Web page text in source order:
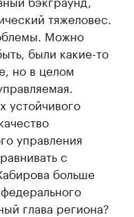
тяжеловес.
Можно
были какие-то
но в целом
устойчивого
управления
с
больше
глава региона?